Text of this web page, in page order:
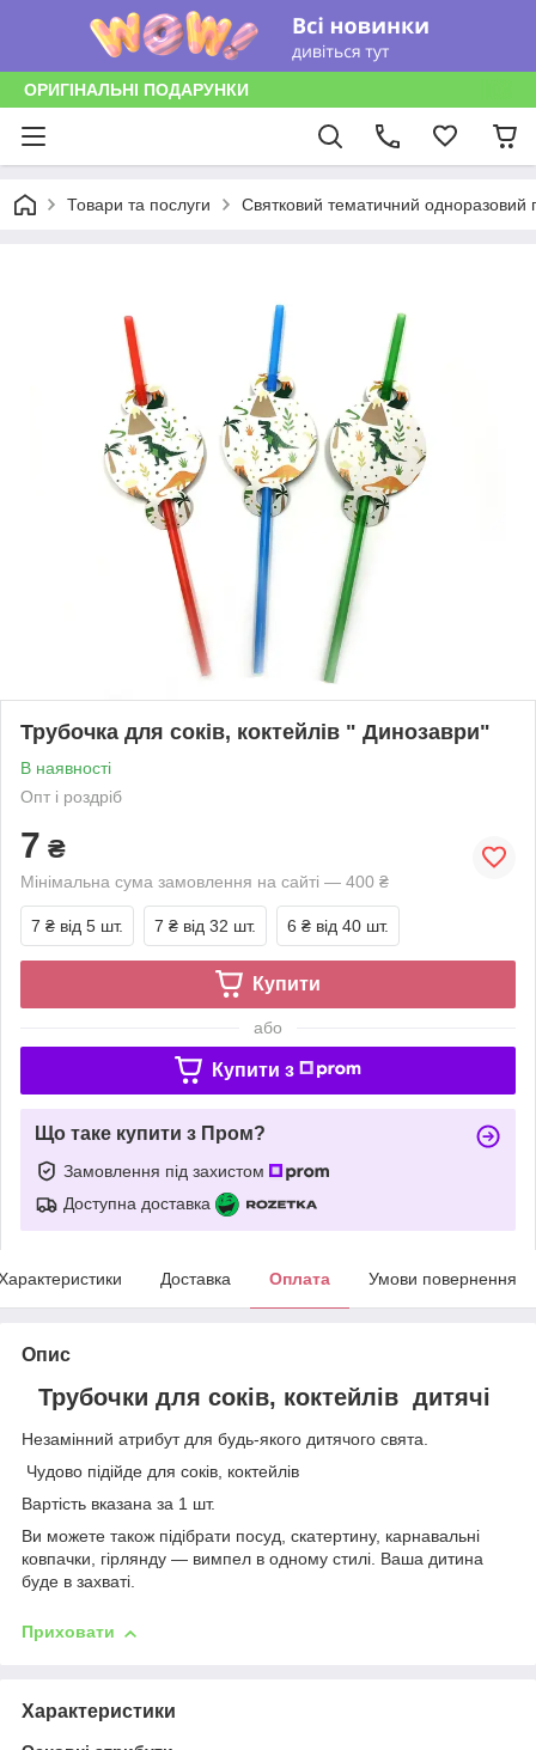
ОРИГІНАЛЬНІ ПОДАРУНКИ
Товари та послуги Святковий тематичний одноразовий
Трубочка для соків, коктейлів " Динозаври"
В наявності
Опт і роздріб
7 ₴
Мінімальна сума замовлення на сайті — 400 ₴
7 ₴ від 5 шт. 7 ₴ від 32 шт. 6 ₴ від 40 шт.
Купити
або
Купити з
Що таке купити з Пром?
Замовлення під захистом
Доступна доставка
Доставка Оплата Умови повернення
Опис
Трубочки для соків, коктейлів дитячі
Незамінний атрибут для будь-якого дитячого свята.
Чудово підійде для соків, коктейлів
Вартість вказана за 1 шт.
Ви можете також підібрати посуд, скатертину, карнавальні
ковпачки, гірлянду — вимпел в одному стилі. Ваша дитина
буде в захваті.
Приховати
Характеристики